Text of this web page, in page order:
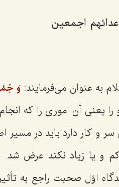
اجمعين‌
به عنوان می‌فرمایند: وَ
یعنی آن اموری را كه
و كار دارد باید در مسیر
و یا زیاد نكند عرض شد.
اوّل صحبت راجع به تأثیر